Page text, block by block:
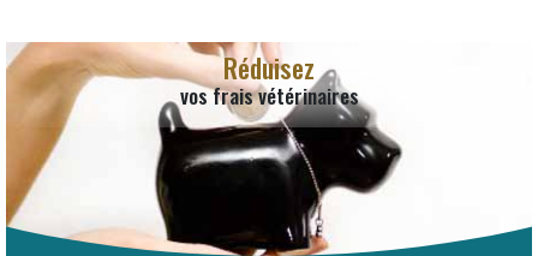
Réduisez
vos frais vétérinaires